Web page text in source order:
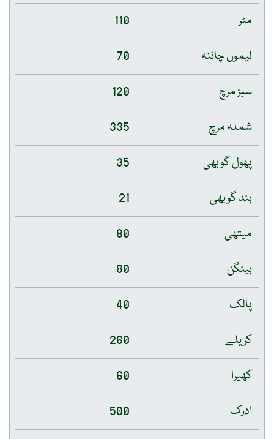
مٹر
110
لیموں چائنہ
70
سبز مرچ
120
شملہ مرچ
335
پھول گوبھی
35
بند گوبھی
21
میتھی
80
بینگن
80
پالک
40
کریلے
260
کھیرا
60
ادرک
500